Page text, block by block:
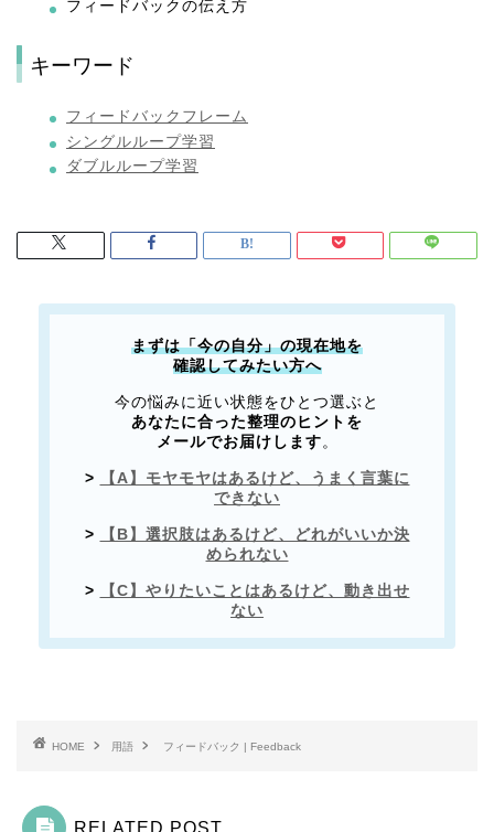
フィードバックの伝え方
キーワード
フィードバックフレーム
シングルループ学習
ダブルループ学習
まずは「今の自分」の現在地を
確認してみたい方へ
今の悩みに近い状態をひとつ選ぶと
あなたに合った整理のヒントを
メールでお届けします。
>
【A】モヤモヤはあるけど、うまく言葉に
できない
>
【B】選択肢はあるけど、どれがいいか決
められない
>
【C】やりたいことはあるけど、動き出せ
ない
HOME 用語 フィードバック | Feedback